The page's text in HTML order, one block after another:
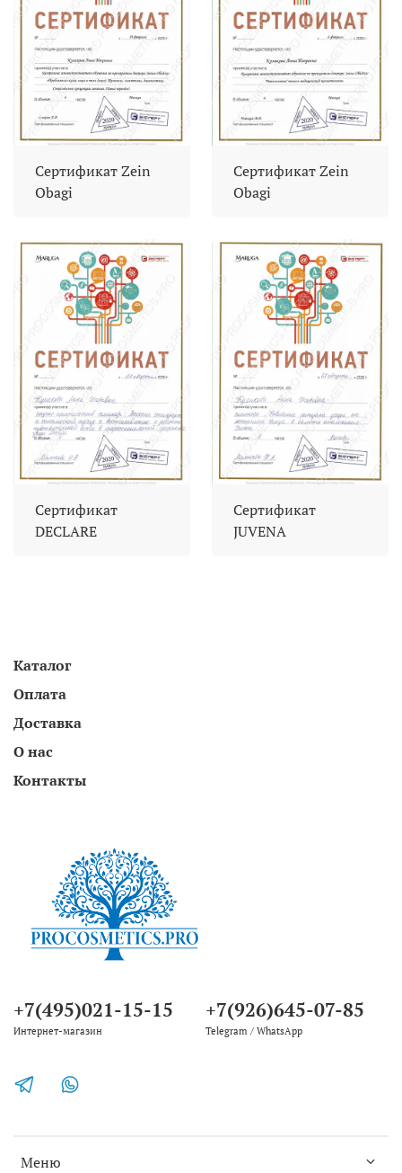
Сертификат Zein
Obagi
Сертификат Zein
Obagi
Сертификат
DECLARE
Сертификат
JUVENA
Каталог
Оплата
Доставка
О нас
Контакты
Меню
+7(495)021-15-15
Интернет-магазин
+7(926)645-07-85
Telegram / WhatsApp